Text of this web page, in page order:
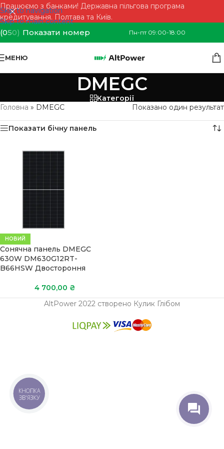
Skip to navigation
Skip to main content
Працюємо з банками! Державна пільгова програма
кредитування. Полтава та Київ.
(050) Показати номер Пн-пт 09:00-18:00
МЕНЮ
DMEGC
Категорії
Головна » DMEGC Показано один результат
Показати бічну панель
НОВИЙ
Сонячна панель DMEGC
630W DM630G12RT-
B66HSW Двостороння
4 700,00 ₴
AltPower 2022 створено Кулик Глібом
КНОПКА
ЗВ'ЯЗКУ